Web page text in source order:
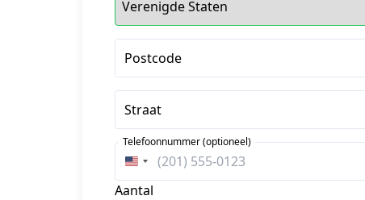
Postcode
Straat
Verenigde
Staten
Telefoonnummer (optioneel)
Aantal